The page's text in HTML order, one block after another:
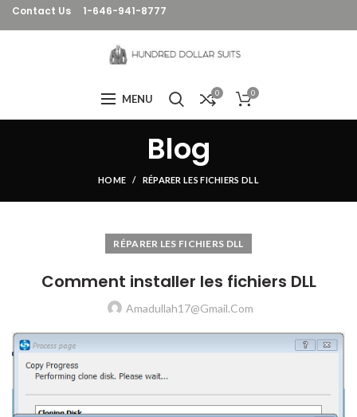
Contact Us 1-646-941-8777
MENU 0 0
Blog
HOME RÉPARER LES FICHIERS DLL
RÉPARER LES FICHIERS DLL
Comment installer les fichiers DLL
Amadullah17@gmail.com